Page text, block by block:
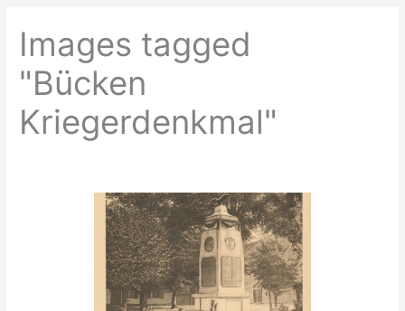
Images tagged
"Bücken
Kriegerdenkmal"